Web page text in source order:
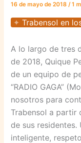
16 de mayo de 2018 /1
Trabensol en
A lo largo de tres
de 2018, Quique
de un equipo de
“RADIO GAGA”
nosotros para
Trabensol a partir
de sus
inteligente,